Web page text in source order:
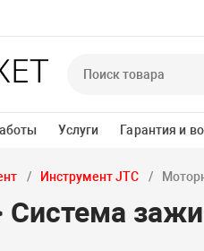
Услуги Гарантия и
Инструмент JTC
Система